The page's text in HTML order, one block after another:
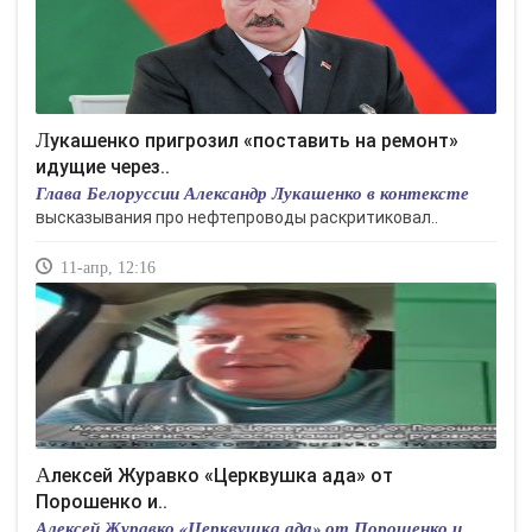
Лукашенко пригрозил «поставить на ремонт»
идущие через..
Глава Белоруссии Александр Лукашенко в контексте
высказывания про нефтепроводы раскритиковал..
11-апр, 12:16
Алексей Журавко «Церквушка ада» от
Порошенко и..